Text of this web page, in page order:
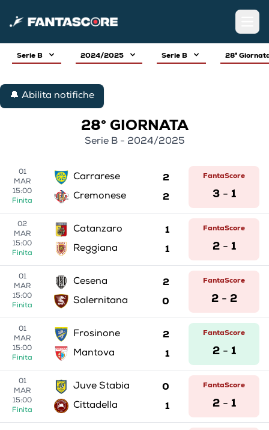
Serie B 2024/2025 Serie B 28°
🔔 Abilita notifiche
28° GIORNATA
Serie B - 2024/2025
01
MAR
15:00
Finita
Carrarese 2
Cremonese 2
FantaScore
3 - 1
02
MAR
15:00
Finita
Catanzaro 1
Reggiana 1
FantaScore
2 - 1
01
MAR
15:00
Finita
Cesena 2
Salernitana 0
FantaScore
2 - 2
01
MAR
15:00
Finita
Frosinone 2
Mantova 1
FantaScore
2 - 1
01
MAR
15:00
Finita
Juve Stabia 0
Cittadella 1
FantaScore
2 - 1